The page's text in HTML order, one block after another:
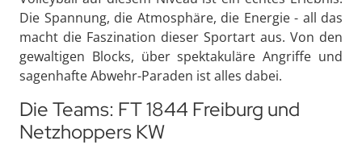
Die Spannung, die Atmosphäre, die Energie - all das
macht die Faszination dieser Sportart aus. Von den
gewaltigen Blocks, über spektakuläre Angriffe und
sagenhafte Abwehr-Paraden ist alles dabei.
Die Teams: FT 1844 Freiburg und
Netzhoppers KW